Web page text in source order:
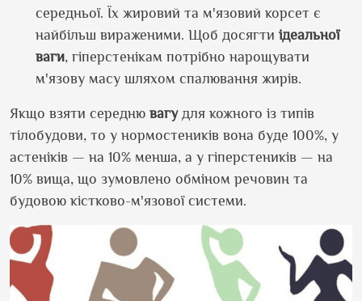
середньої. Їх жировий та м'язовий корсет є
найбільш вираженими. Щоб досягти ідеальної
ваги, гіперстенікам потрібно нарощувати
м'язову масу шляхом спалювання жирів.
Якщо взяти середню вагу для кожного із типів
тілобудови, то у нормостеників вона буде 100%, у
астеніків — на 10% менша, а у гіперстеників — на
10% вища, що зумовлено обміном речовин та
будовою кістково-м'язової системи.